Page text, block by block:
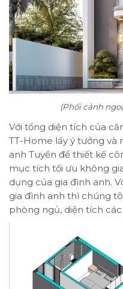
(Phối cảnh
Với tổng diện tích của
TT-Home lấy ý tưởng và
anh Tuyển để thiết kế
mục tích tối ưu không
dụng của gia đình anh.
gia đình anh thì chúng
phòng ngủ, diện tích